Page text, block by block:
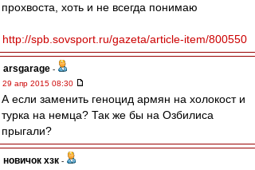
прохвоста, хоть и не всегда понимаю
http://spb.sovsport.ru/gazeta/article-item/800550
arsgarage -
29 апр 2015 08:30
А если заменить геноцид армян на холокост и
турка на немца? Так же бы на Озбилиса
прыгали?
новичок хзк -